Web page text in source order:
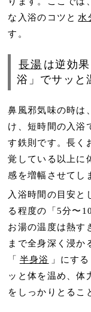
な入浴のコツと 水
す。
長湯 は逆効
浴」でサッと
鼻風邪気味の時は
け、短時間の入浴
す鉄則です。長く
覚している以上に
感を増幅させてし
入浴時間の目安と
る程度の「5分〜
お湯の温度は熱す
まで全身深く浸か
「
半身浴
」にす
ッと体を温め、体
をしっかりとるこ